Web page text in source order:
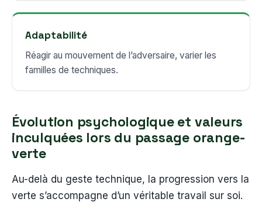
Adaptabilité
Réagir au mouvement de l’adversaire, varier les
familles de techniques.
Évolution psychologique et valeurs
inculquées lors du passage orange-
verte
Au-delà du geste technique, la progression vers la
verte s’accompagne d’un véritable travail sur soi.